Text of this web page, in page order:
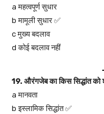
a महत्वपूर्ण सुधार
b मामूली सुधार ✅
c मुख्य बदलाव
d कोई बदलाव नहीं
19. औरंगजेब का किस सिद्धांत को
a मानवता
b इस्लामिक सिद्धांत ✅